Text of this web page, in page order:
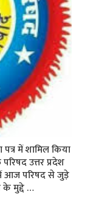
में शामिल किया
उत्तर प्रदेश
आज परिषद से जुड़े
के मुद्दे …